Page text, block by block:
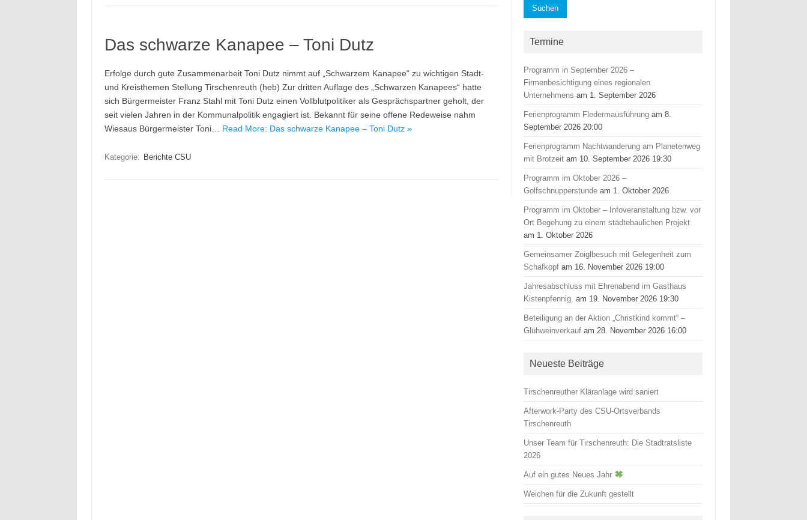
Das schwarze Kanapee – Toni Dutz
Erfolge durch gute Zusammenarbeit Toni Dutz nimmt auf „Schwarzem Kanapee“ zu wichtigen Stadt-
und Kreisthemen Stellung Tirschenreuth (heb) Zur dritten Auflage des „Schwarzen Kanapees“ hatte
sich Bürgermeister Franz Stahl mit Toni Dutz einen Vollblutpolitiker als Gesprächspartner geholt, der
seit vielen Jahren in der Kommunalpolitik engagiert ist. Bekannt für seine offene Redeweise nahm
Wiesaus Bürgermeister Toni… Read More: Das schwarze Kanapee – Toni Dutz »
Kategorie: Berichte CSU
Termine
Programm in September 2026 –
Firmenbesichtigung eines regionalen
Unternehmens am 1. September 2026
Ferienprogramm Fledermausführung am 8.
September 2026 20:00
Ferienprogramm Nachtwanderung am Planetenweg
mit Brotzeit am 10. September 2026 19:30
Programm im Oktober 2026 –
Golfschnupperstunde am 1. Oktober 2026
Programm im Oktober – Infoveranstaltung bzw. vor
Ort Begehung zu einem städtebaulichen Projekt
am 1. Oktober 2026
Gemeinsamer Zoiglbesuch mit Gelegenheit zum
Schafkopf am 16. November 2026 19:00
Jahresabschluss mit Ehrenabend im Gasthaus
Kistenpfennig. am 19. November 2026 19:30
Beteiligung an der Aktion „Christkind kommt“ –
Glühweinverkauf am 28. November 2026 16:00
Neueste Beiträge
Tirschenreuther Kläranlage wird saniert
Afterwork-Party des CSU-Ortsverbands
Tirschenreuth
Unser Team für Tirschenreuth: Die Stadtratsliste
2026
Auf ein gutes Neues Jahr
Weichen für die Zukunft gestellt